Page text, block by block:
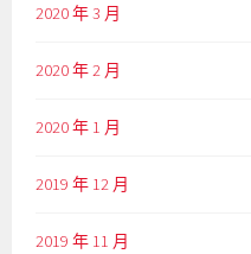
2020 年 3 月
2020 年 2 月
2020 年 1 月
2019 年 12 月
2019 年 11 月